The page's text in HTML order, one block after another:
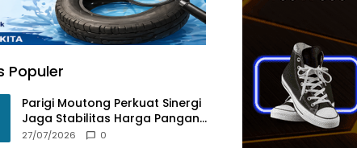
Populer
Parigi Moutong Perkuat Sinergi
Jaga Stabilitas Harga Pangan
Lewat Rakor Inflasi Nasional
27/07/2026 0